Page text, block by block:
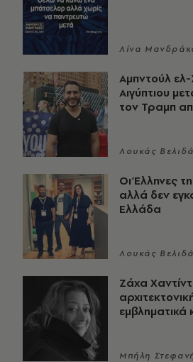
Λίνα
Αμπντούλ ελ-
Αιγύπτιου
τον Τραμπ
Λουκάς
Οι Έλληνες
αλλά δεν
Ελλάδα
Λουκάς
Ζάχα
εμβληματικά
Μπήλη